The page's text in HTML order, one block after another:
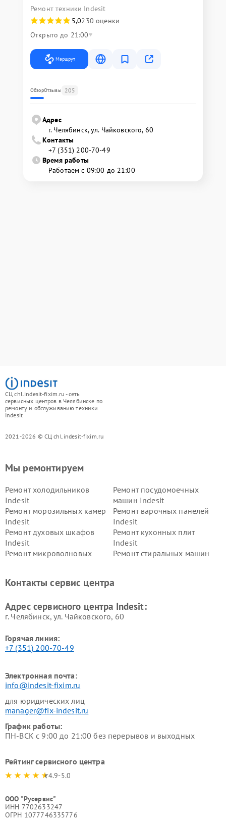
Ремонт техники Indesit
5,0230 оценки
Открыто до 21:00
Маршрут
ОбзорОтзывы 205
Адрес
г. Челябинск, ул. Чайковского, 60
Контакты
+7 (351) 200-70-49
Время работы
Работаем с 09:00 до 21:00
СЦ chl.indesit-fixim.ru - сеть
сервисных центров в Челябинске по
ремонту и обслуживанию техники
Indesit
2021-2026 © СЦ chl.indesit-fixim.ru
Мы ремонтируем
Ремонт холодильников
Indesit
Ремонт посудомоечных
машин Indesit
Ремонт морозильных камер
Indesit
Ремонт варочных панелей
Indesit
Ремонт духовых шкафов
Indesit
Ремонт кухонных плит
Indesit
Ремонт микроволновых
Ремонт стиральных машин
Indesit
Indesit
Контакты сервис центра
Адрес сервисного центра Indesit:
г. Челябинск, ул. Чайковского, 60
Горячая линия:
+7 (351) 200-70-49
Электронная почта:
info@indesit-fixim.ru
для юридических лиц
manager@fix-indesit.ru
График работы:
ПН-ВСК с 9:00 до 21:00 без перерывов и выходных
Рейтинг сервисного центра
4.9-5.0
ООО "Русервис"
ИНН 7702633247
ОГРН 1077746335776